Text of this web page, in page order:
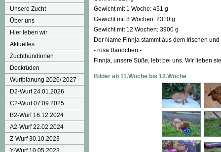
Unsere Zucht
Über uns
Hier leben wir
Aktuelles
Zuchthündinnen
Deckrüden
Wurfplanung 2026/ 2027
D2-Wurf 24.01.2026
C2-Wurf 07.09.2025
B2-Wurf 16.12.2024
A2-Wurf 22.02.2024
Z-Wurf 30.10.2023
Y-Wurf 10.05.2023
Gewicht mit 1 Woche: 451 g
Gewicht mit 8 Wochen: 2310 g
Gewicht mit 12 Wochen: 3900 g
Der Name Finnja stammt aus dem Irischen
- rosa Bändchen -
Finnja, unsere Süße, lebt bei uns. Wir lieben
Bilder ab 11.Woche bis 12.Woche